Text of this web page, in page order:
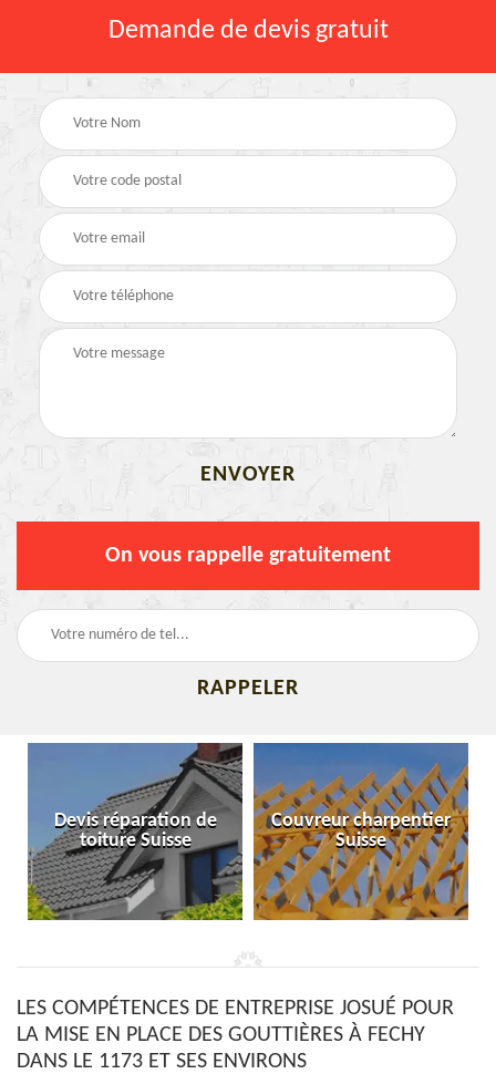
Demande de devis gratuit
On vous rappelle gratuitement
Devis réparation de
toiture Suisse
Couvreur charpentier
Suisse
LES COMPÉTENCES DE ENTREPRISE JOSUÉ POUR
LA MISE EN PLACE DES GOUTTIÈRES À FECHY
DANS LE 1173 ET SES ENVIRONS